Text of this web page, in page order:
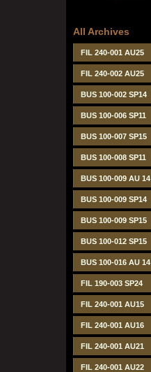
All Archives
FIL 240-001 AU25
FIL 240-002 AU25
BUS 100-002 SP14
BUS 100-006 SP11
BUS 100-007 SP15
BUS 100-008 SP11
BUS 100-009 AU 14
BUS 100-009 SP14
BUS 100-009 SP15
BUS 100-012 SP15
BUS 100-016 AU 14
FIL 190-003 SP24
FIL 240-001 AU15
FIL 240-001 AU16
FIL 240-001 AU21
FIL 240-001 AU22